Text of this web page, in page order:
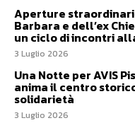
Aperture
Barbara e dell’ex
un ciclo di incontri
3 Luglio 2026
Una Notte per AVIS
anima il centro
solidarietà
3 Luglio 2026